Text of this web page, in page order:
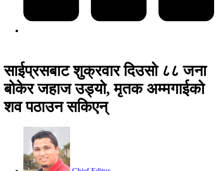
साईप्रसबाट शुक्रवार दिउसो ८८ जना
बोकेर जहाज उड्यो, मृतक अम्मगाईको
शव पठाउन सकिएन्